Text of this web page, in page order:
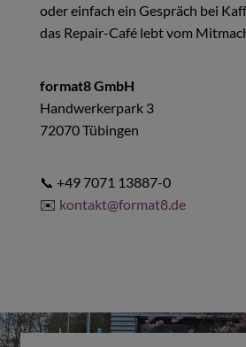
oder einfach ein Gespräch bei
das Repair-Café lebt vom
format8 GmbH
Handwerkerpark 3
72070 Tübingen
📞 +49 7071 13887-0
✉️ kontakt@format8.de